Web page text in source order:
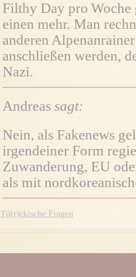
Filthy Day pro Woche
einen mehr. Man
anderen
anschließen werden,
Nazi.
Andreas sagt:
Nein, als Fakenews
irgendeiner Form
Zuwanderung, EU
als mit
Tü(r)ckische Fragen